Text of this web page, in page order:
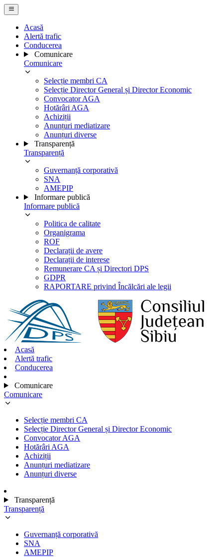
Acasă
Alertă trafic
Conducerea
Comunicare
Comunicare
Selecție membri CA
Selecție Director General și Director Economic
Convocator AGA
Hotărâri AGA
Achiziții
Anunțuri mediatizare
Anunțuri diverse
Transparență
Transparență
Guvernanță corporativă
SNA
AMEPIP
Informare publică
Informare publică
Politica de calitate
Organigrama
ROF
Declarații de avere
Declarații de interese
Remunerare CA și Directori DPS
GDPR
RAPORTARE privind Încălcări ale legii
Acasă
Alertă trafic
Conducerea
Comunicare
Comunicare
Selecție membri CA
Selecție Director General și Director Economic
Convocator AGA
Hotărâri AGA
Achiziții
Anunțuri mediatizare
Anunțuri diverse
Transparență
Transparență
Guvernanță corporativă
SNA
AMEPIP